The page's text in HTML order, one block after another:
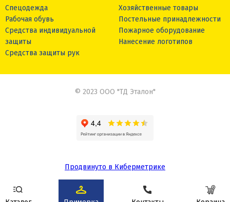
Спецодежда
Рабочая обувь
Средства индивидуальной
защиты
Средства защиты рук
Хозяйственные товары
Постельные принадлежности
Пожарное оборудование
Нанесение логотипов
© 2023 ООО "ТД Эталон"
Продвинуто в Киберметрике
Сделано в